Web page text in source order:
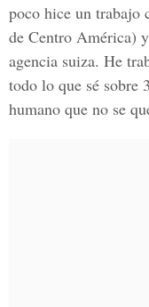
poco hice un trabajo
de Centro América)
agencia suiza. He
todo lo que sé sobre
humano que no se